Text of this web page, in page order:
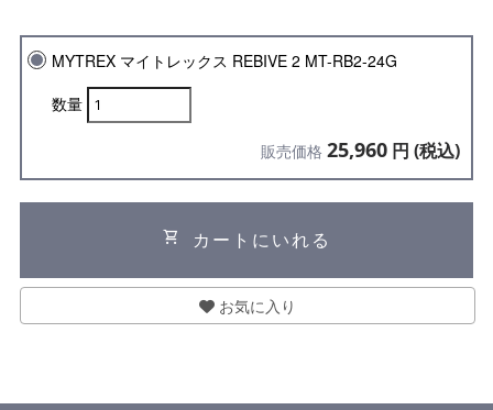
MYTREX マイトレックス REBIVE 2 MT-RB2-24G
数量
販売価格 25,960 円 (税込)
shopping_cart カートにいれる
お気に入り